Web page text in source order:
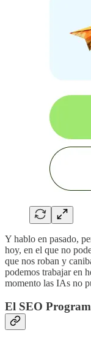
Y hablo en pasado,
hoy, en el que no
que nos roban y
podemos trabajar en
momento las IAs no
El SEO